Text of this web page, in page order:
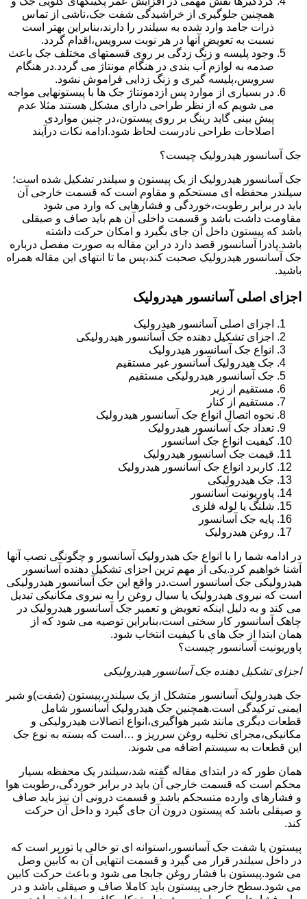
همچنین جلوگیری از خراشیدگی شفت جک،ناشی از تماس
ذرات جامد وارد شده به سیلندر را دارند،بنابراین بهتر است
نسبت به تعویض آنها در هر نوبت سرویس،اقدام گردد.
وجود پلیسه و زنگ زدگی بر روی قسمتهای مختلف جک باعث
صدمه به لوازم آب بندی در هنگام مونتاژ می گردد.در هنگام
سرویس،پلیسه گیری و زنگ زدایی فراموش نشود.
در بسیاری از موارد پس ازدمونتاژ جک ها با پیستونهایی مواجه
می شویم که از نظر طراحی دارای مشکل هستند مثلا عدم
پیش بینی گاید رینگ بر روی پیستون،در چنین مواردی
اصلاحات طراحی نادرست لحاظ شود.ادامه نکات درآیند
جک آسانسور هیدرولیک چیست؟
جک آسانسور هیدرولیک از یک پیستون و سیلندر تشکیل شده است؛
سیلندر محفظه ای مستحکم و مقاوم است که قسمت خارجی آن
باید در برابر رطوبت،خوردگی و فشارهایی که وارد می شود
مقاومت داشت باشد و قسمت داخلی آن هم باید صاف و صیقلی
باشد که پیستون داخل آن جای بگیرد و امکان حرکت داشته
باشد.پادرا آسانسور قصد دارد در این مقاله به صورت مفصل درباره
جک آسانسور هیدرولیک صحبت کند،پس ما تا انتهای این مقاله همراه
باشید.
اجزای اصلی آسانسور هیدرولیک
اجزای اصلی آسانسور هیدرولیک
اجزای تشکیل دهنده جک آسانسور هیدرولیکی
انواع جک آسانسور هیدرولیک
جک هیدرولیک آسانسور غیر مستقیم
جک آسانسور هیدرولیکی مستقیم
مستقیم از زیر
مستقیم از کنار
نحوه اتصال انواع جک آسانسور هیدرولیک
تعداد جک آسانسور هیدرولیک
کیفیت انواع جک آسانسور
قیمت جک آسانسور هیدرولیک
کاربرد انواع جک آسانسور هیدرولیک
جک هیدرولیکی
پاوریونیت آسانسور
شلنگ یا لوله فلزی
پایه جک آسانسور
روغن هیدرولیک
در ادامه شما را با انواع جک هیدرولیک آسانسور و چگونگی نصب آنها
آشنا خواهیم کرد.یکی از مهم ترین اجزای تشکیل دهنده آسانسور
هیدرولیکی جک آسانسور است.در واقع این جک آسانسور هیدرولیکی
است که نیروی هیدرولیک یا سیال روغن را به نیروی مکانیکی تبدیل
می کند و به دلیل اینکه تعویض و تعمیر جک آسانسور هیدرولیک در
چاهک آسانسور کار سختی است،بنابراین توصیه می شود که از
همان ابتدا از جک های با کیفیت انتخاب شود.
پاوریونیت آسانسور چیست؟
اجزای تشکیل دهنده جک آسانسور هیدرولیکی
جک هیدرولیک آسانسور متشکل از یک سیلندر،پیستون (شفت)و شیر
ایمنی ترکیدگی است.همچنین جک هیدرولیک آسانسور شامل
قطعات دیگری مانند شیر هواگیری،انواع اتصالات هیدرولیکی و
مکانیکی،مجرای تخلیه روغن سرریز و …است که بسته به نوع جک
این قطعات به سیستم اضافه می شوند.
همان طور که در ابتدای مقاله گفته شد،سیلندر یک محفظه بسیار
محکم است که قسمت خارجی آن باید در برابر خوردگی،رطوبت هوا
و فشارهای وارده متسحکم باشد و قسمت درونی آن نیز باید صاف
و صیقلی باشد که پیستون درون آن جای گیرد و داخل آن حرکت
کند.
پیستون یا شفت جک آسانسور،استوانه ای تو خالی یا تورپر است که
در داخل سیلندر قرار می گیرد و قسمت انتهایی آن به کابین وصل
می شود.پیستون با فشار روغن جابجا می شود و باعث حرکت کابین
می شود.سطح خارجی پیستون باید کاملا صاف و صیقلی باشد و در